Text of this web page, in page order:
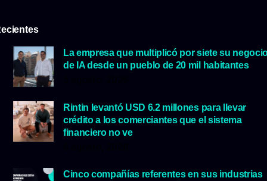
La empresa que multiplicó por siete su
de IA desde un pueblo de 20 mil habitantes
Rintin levantó USD 6.2 millones para llevar
crédito a los comerciantes que el sistema
financiero no ve
Cinco compañías referentes en sus industrias